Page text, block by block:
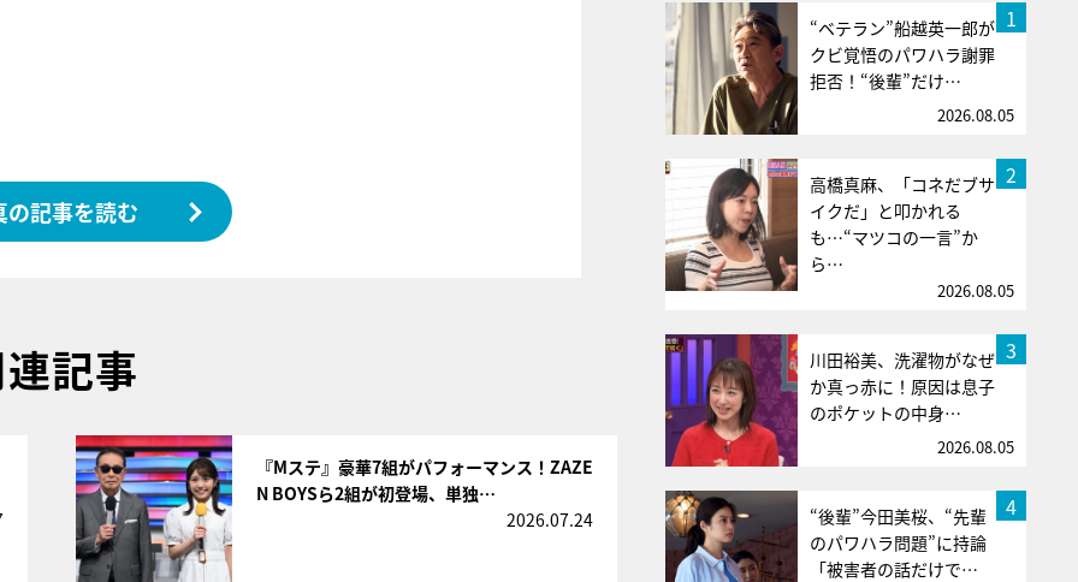
の記事を読む
記事
『Mステ』豪華7組がパフォーマンス！ZAZE
N BOYSら2組が初登場、単独…
2026.07.24
1
“ベテラン”船越英一郎が
クビ覚悟のパワハラ謝罪
拒否！“後輩”だけ…
2026.08.05
2
高橋真麻、「コネだブサ
イクだ」と叩かれる
も…“マツコの一言”か
ら…
2026.08.05
3
川田裕美、洗濯物がなぜ
か真っ赤に！原因は息子
のポケットの中身…
2026.08.05
4
“後輩”今田美桜、“先輩
のパワハラ問題”に持論
「被害者の話だけで…